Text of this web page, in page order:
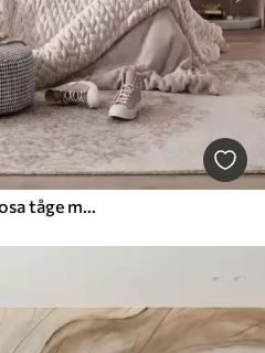
Fint, luftigt fjer i en ferskenrosa tåge med glans